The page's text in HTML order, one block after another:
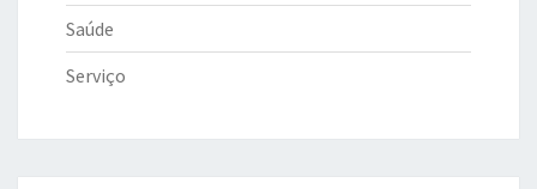
Saúde
Serviço